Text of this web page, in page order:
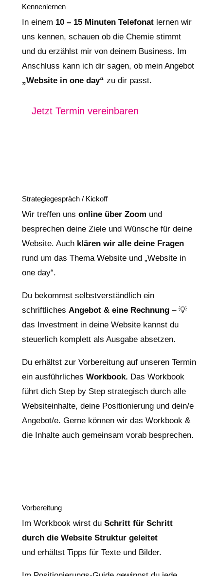
Kennenlernen
In einem 10 – 15 Minuten Telefonatlernen wir
uns kennen, schauen ob die Chemie stimmt
und du erzählst mir von deinem Business. Im
Anschluss kann ich dir sagen, ob mein Angebot
„Website in one day“ zu dir passt.
Jetzt Termin vereinbaren
Strategiegespräch / Kickoff
Wir treffen uns online über Zoom und
besprechen deine Ziele und Wünsche für deine
Website. Auch klären wir alle deine Fragen
rund um das Thema Website und „Website in
one day“.
Du bekommst selbstverständlich ein
schriftliches Angebot & eine Rechnung – 💡
das Investment in deine Website kannst du
steuerlich komplett als Ausgabe absetzen.
Du erhältst zur Vorbereitung auf unseren Termin
ein ausführliches Workbook. Das Workbook
führt dich Step by Step strategisch durch alle
Websiteinhalte, deine Positionierung und dein/e
Angebot/e. Gerne können wir das Workbook &
die Inhalte auch gemeinsam vorab besprechen.
Vorbereitung
Im Workbook wirst du Schritt für Schritt
durch die Website Struktur geleitet
und erhältst Tipps für Texte und Bilder.